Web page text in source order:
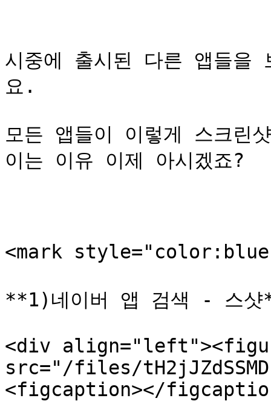
시중에 출시된 다른 앱들
요.
모든 앱들이 이렇게 스크린
이는 이유 이제 아시겠죠?
<mark
**1)네이버 앱 검색 - 스
<div
src="/files/
<figcaption></